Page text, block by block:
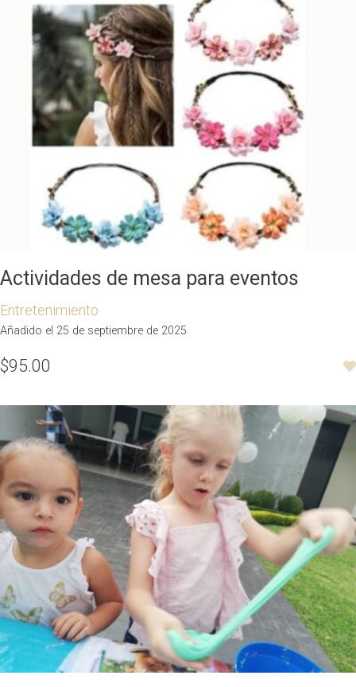
Actividades de mesa para eventos
Entretenimiento
Añadido el 25 de septiembre de 2025
$95.00